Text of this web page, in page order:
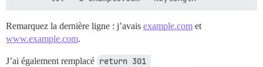
Remarquez la dernière ligne : j’avais example.com et
www.example.com.
J’ai également remplacé return 301